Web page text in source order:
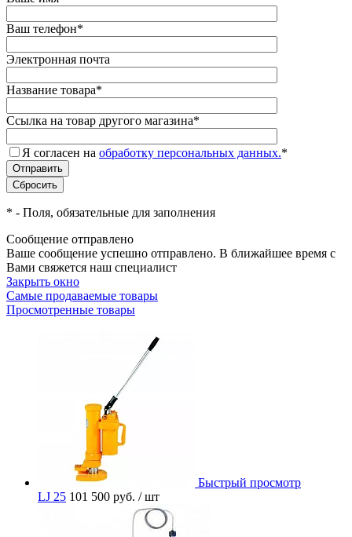
Ваш телефон*
Электронная почта
Название товара*
Ссылка на товар другого магазина*
Я согласен на обработку персональных данных.*
* - Поля, обязательные для заполнения
Сообщение отправлено
Ваше сообщение успешно отправлено. В ближайшее время с
Вами свяжется наш специалист
Закрыть окно
Самые продаваемые товары
Просмотренные товары
Быстрый просмотр
LJ 25 101 500 руб. / шт